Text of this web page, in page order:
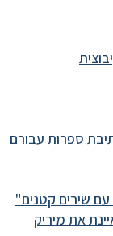
ספרות עבורם
שירים קטנים"
את מיריק